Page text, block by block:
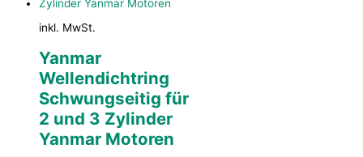
inkl. MwSt.
Yanmar
Wellendichtring
Schwungseitig für
2 und 3 Zylinder
Yanmar Motoren